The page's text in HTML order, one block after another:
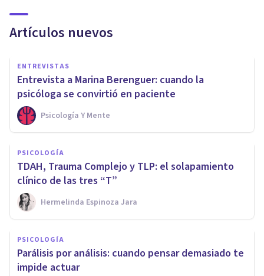
Artículos nuevos
ENTREVISTAS
Entrevista a Marina Berenguer: cuando la
psicóloga se convirtió en paciente
Psicología Y Mente
PSICOLOGÍA
TDAH, Trauma Complejo y TLP: el solapamiento
clínico de las tres “T”
Hermelinda Espinoza Jara
PSICOLOGÍA
Parálisis por análisis: cuando pensar demasiado te
impide actuar